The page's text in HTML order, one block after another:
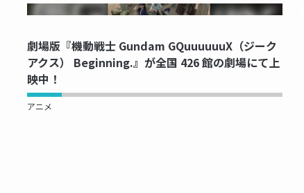
NOW PRINTING...
劇場版『機動戦士 Gundam GQuuuuuuX（ジーク
アクス） Beginning.』が全国 426 館の劇場にて上
映中！
アニメ